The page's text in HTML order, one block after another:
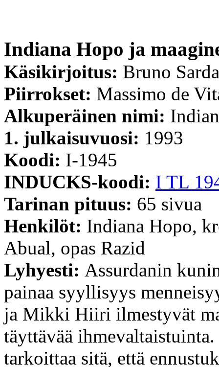
Indiana Hopo ja
Käsikirjoitus: Bruno Sarda
Piirrokset: Massimo de
Alkuperäinen nimi:
1. julkaisuvuosi: 1993
Koodi: I-1945
INDUCKS-koodi: I TL
Tarinan pituus: 65 sivua
Henkilöt: Indiana Hopo,
Abual, opas Razid
Lyhyesti: Assurdanin
painaa syyllisyys
ja Mikki Hiiri ilmestyvät
täyttävää
tarkoittaa sitä, että